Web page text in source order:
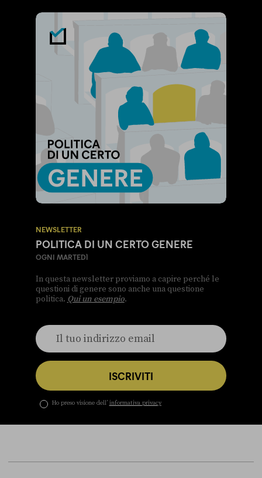
NEWSLETTER
POLITICA DI UN CERTO GENERE
OGNI MARTEDÌ
In questa newsletter proviamo a capire perché le
questioni di genere sono anche una questione
politica. Qui un esempio.
ISCRIVITI
Ho preso visione dell’ informativa privacy